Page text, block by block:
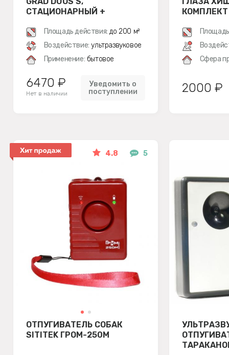
СТАЦИОНАРНЫЙ +
(КОМПЛЕКТ)
Площадь действия: до 200 м²
Воздействие: ультразвуковое
Применение: бытовое
6470 ₽
Нет в наличии
Уведомить о
поступлении
Сфера
2000 ₽
4.8 5
ОТПУГИВАТЕЛЬ СОБАК
SITITEK ГРОМ-250M